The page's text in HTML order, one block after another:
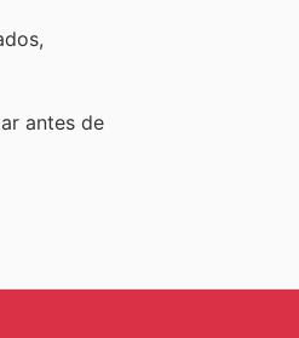
antes de